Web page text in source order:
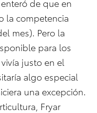
de que en
la competencia
mes). Pero la
para los
justo en el
algo especial
una excepción.
Fryar